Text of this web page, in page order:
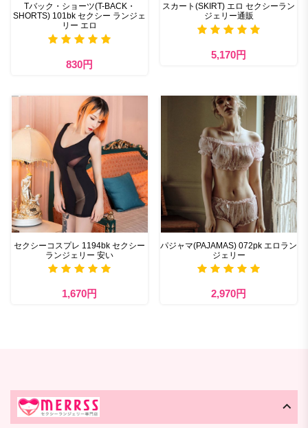
Tバック・ショーツ(T-BACK・
SHORTS) 101bk セクシー ランジェ
リー エロ
830円
スカート(SKIRT) エロ セクシーラン
ジェリー通販
5,170円
セクシーコスプレ 1194bk セクシー
ランジェリー 安い
1,670円
パジャマ(PAJAMAS) 072pk エロラン
ジェリー
2,970円